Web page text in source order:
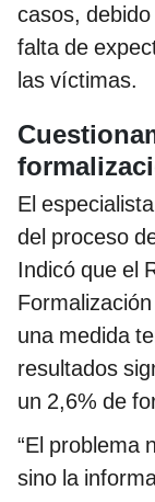
casos,
falta de
las víctimas.
El
del proceso
Indicó que el
una medida
resultados
un 2,6% de
“El problema
sino la